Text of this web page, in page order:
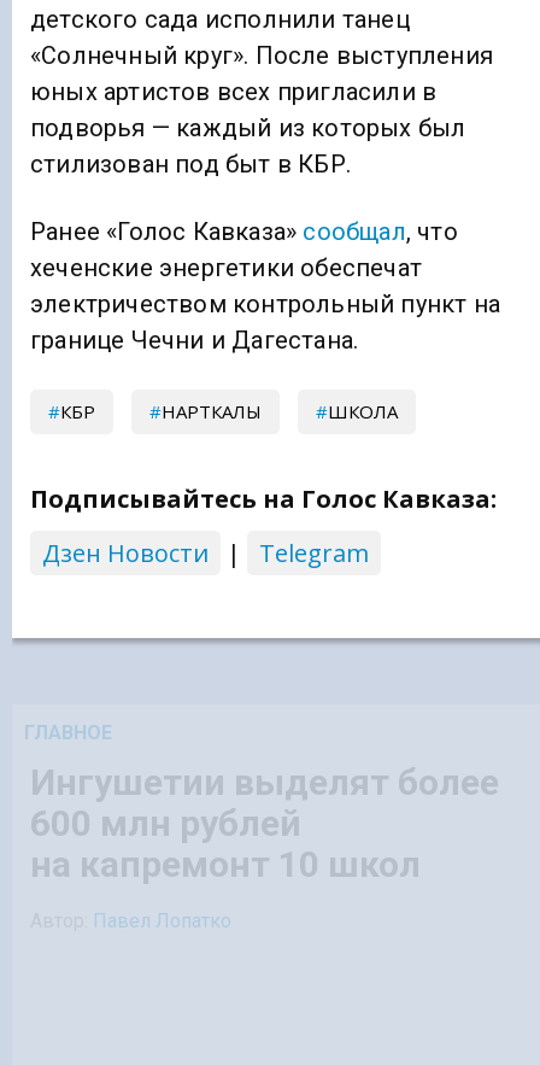
детского сада исполнили танец
«Солнечный круг». После выступления
юных артистов всех пригласили в
подворья — каждый из которых был
стилизован под быт в КБР.
Ранее «Голос Кавказа» сообщал, что
xеченские энергетики обеспечат
электричеством контрольный пункт на
границе Чечни и Дагестана.
КБР НАРТКАЛЫ ШКОЛА
Подписывайтесь на Голос Кавказа:
Дзен Новости
| Telegram
ГЛАВНОЕ
Ингушетии выделят более
600 млн рублей
на капремонт 10 школ
Павел Лопатко